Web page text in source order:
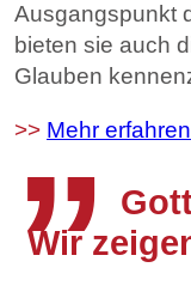
Ausgangspunkt
bieten sie auch
Glauben
>> Mehr erfahren
„
Wir